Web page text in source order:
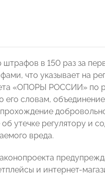
в 150 раз за
что указывает на
«ОПОРЫ РОССИИ» по
его словам,
утечке регулятору и
вреда.
и интернет-